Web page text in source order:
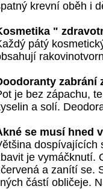
krevní oběh i
"
pátý
zabrání
je bez zápachu,
a solí.
se musí hned
dospívajících
je vymáčknutí.
a zanítí se.
částí obličeje.